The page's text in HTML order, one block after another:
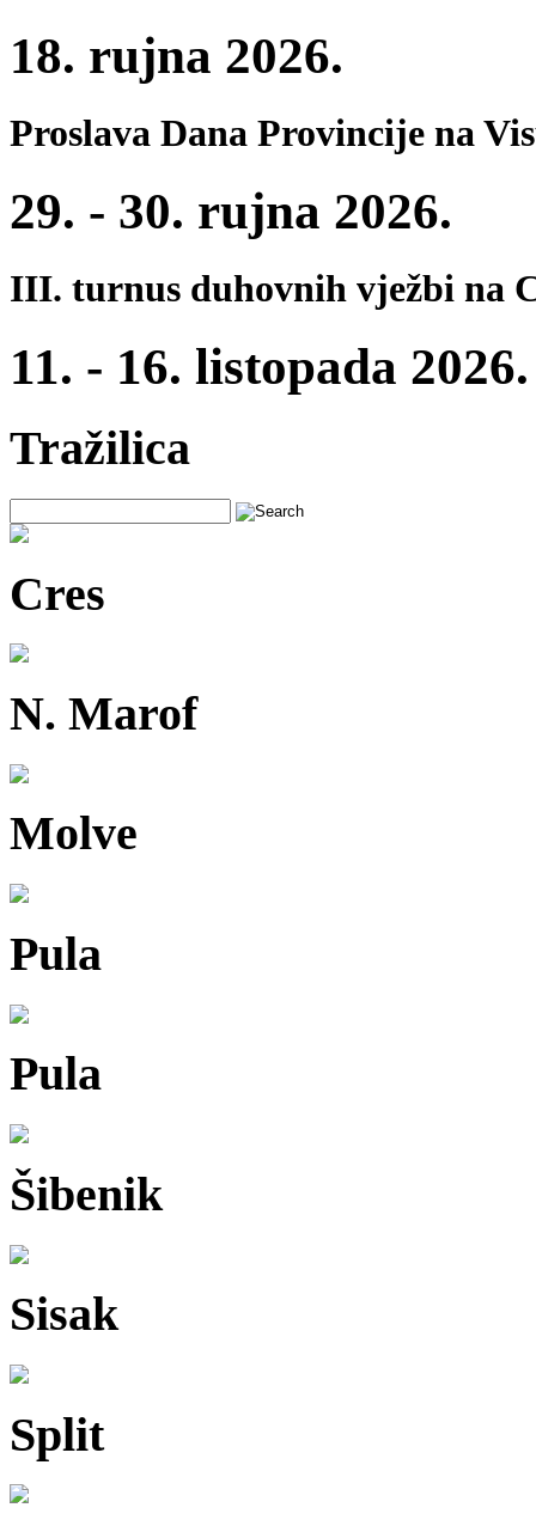
18. rujna 2026.
Proslava Dana Provincije na
29. - 30. rujna 2026.
III. turnus duhovnih vježbi na
11. - 16. listopada 2026.
Tražilica
Cres
N. Marof
Molve
Pula
Pula
Šibenik
Sisak
Split